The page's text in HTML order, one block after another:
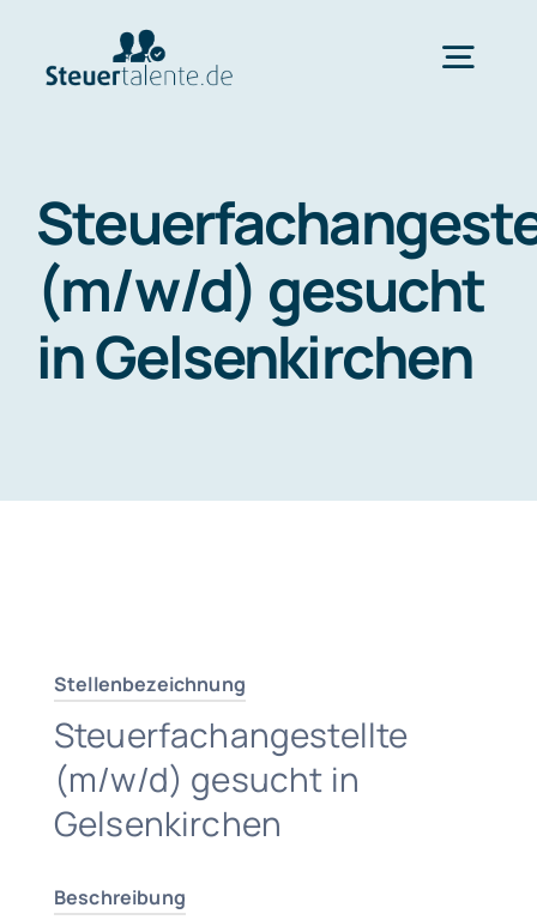
Wechsel
Ablauf
(m/w/d) gesucht
in Gelsenkirchen
Stellenbezeichnung
Steuerfachangestellte
(m/w/d) gesucht in
Gelsenkirchen
Beschreibung